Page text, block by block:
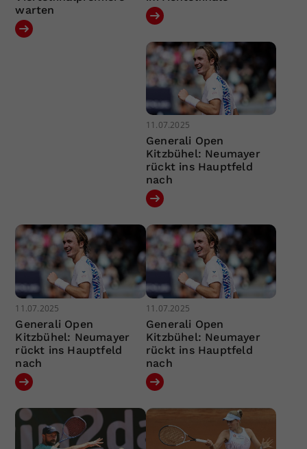
warten
11.07.2025
Generali Open
Kitzbühel: Neumayer
rückt ins Hauptfeld
nach
11.07.2025
Generali Open
Kitzbühel: Neumayer
rückt ins Hauptfeld
nach
11.07.2025
Generali Open
Kitzbühel: Neumayer
rückt ins Hauptfeld
nach